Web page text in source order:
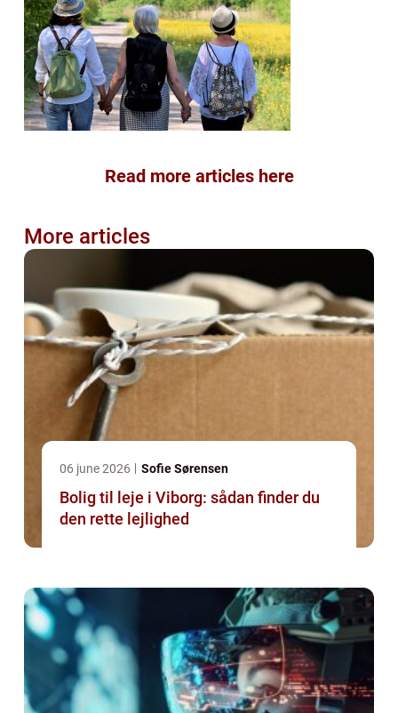
Read more articles here
More articles
06 june 2026 Sofie Sørensen
Bolig til leje i Viborg: sådan finder du
den rette lejlighed